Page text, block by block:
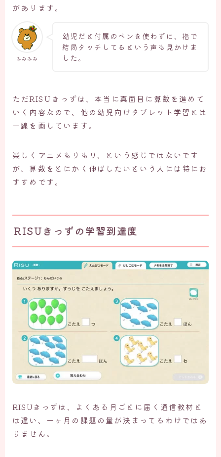
があります。
みみみみ
幼児だと付属のペンを使わずに、指で
結局タッチしてるという声も見かけま
した。
ただRISＵきっずは、本当に真面目に算数を進めて
いく内容なので、他の幼児向けタブレット学習とは
一線を画しています。
楽しくアニメもりもり、という感じではないです
が、算数をとにかく伸ばしたいという人には特にお
すすめです。
RISUきっずの学習到達度
RISUきっずは、よくある月ごとに届く通信教材と
は違い、一ヶ月の課題の量が決まってるわけではあ
りません。